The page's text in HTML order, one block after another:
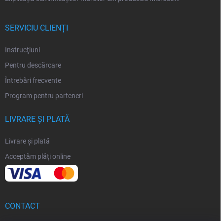
SERVICIU CLIENȚI
Instrucţiuni
Pentru descărcare
Întrebări frecvente
Program pentru parteneri
LIVRARE ȘI PLATĂ
Livrare și plată
Acceptăm plăți online
CONTACT